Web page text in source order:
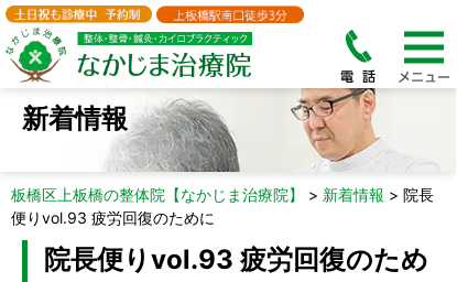
新着情報
板橋区上板橋の整体院【なかじま治療院】 > 新着情報 > 院長
便りvol.93 疲労回復のために
院長便りvol.93 疲労回復のため